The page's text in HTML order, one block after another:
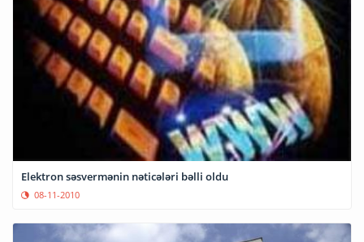
Elektron səsvermənin nəticələri bəlli oldu
08-11-2010